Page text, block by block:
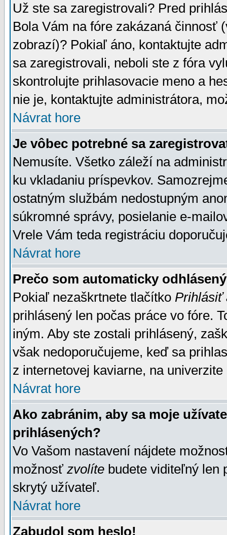
Už ste sa zaregistrovali? Pred
Bola Vám na fóre zakázaná činnosť
zobrazí)? Pokiaľ áno, kontaktujte
sa zaregistrovali, neboli ste z fóra
skontrolujte prihlasovacie meno a
nie je, kontaktujte administrátora,
Návrat hore
Je vôbec potrebné sa
Nemusíte. Všetko záleží na
ku vkladaniu príspevkov.
ostatným službám nedostupným
súkromné správy, posielanie e-
Vrele Vám teda registráciu
Návrat hore
Prečo som automaticky
Pokiaľ nezaškrtnete tlačítko Prihlásiť
prihlásený len počas práce vo fóre.
iným. Aby ste zostali prihlásený,
však nedoporučujeme, keď sa
z internetovej kaviarne, na univerzite
Návrat hore
Ako zabránim, aby sa moje
prihlásených?
Vo Vašom nastavení nájdete
možnosť zvolíte budete viditeľný len
skrytý užívateľ.
Návrat hore
Zabudol som heslo!